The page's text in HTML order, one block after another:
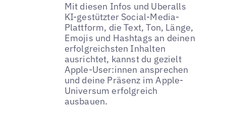
Mit diesen Infos und Uberalls
KI-gestützter Social-Media-
Plattform, die Text, Ton, Länge,
Emojis und Hashtags an deinen
erfolgreichsten Inhalten
ausrichtet, kannst du gezielt
Apple-User:innen ansprechen
und deine Präsenz im Apple-
Universum erfolgreich
ausbauen.